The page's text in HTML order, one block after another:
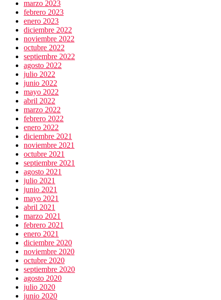
marzo 2023
febrero 2023
enero 2023
diciembre 2022
noviembre 2022
octubre 2022
septiembre 2022
agosto 2022
julio 2022
junio 2022
mayo 2022
abril 2022
marzo 2022
febrero 2022
enero 2022
diciembre 2021
noviembre 2021
octubre 2021
septiembre 2021
agosto 2021
julio 2021
junio 2021
mayo 2021
abril 2021
marzo 2021
febrero 2021
enero 2021
diciembre 2020
noviembre 2020
octubre 2020
septiembre 2020
agosto 2020
julio 2020
junio 2020